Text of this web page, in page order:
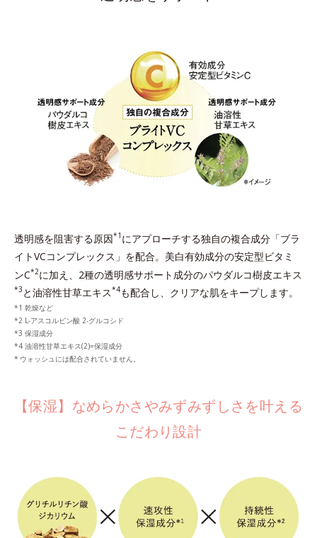
透明感を阻害する原因*1 にアプローチする独自の複合成分「ブラ
イトVCコンプレックス」を配合。美白有効成分の安定型ビタミ
ンC*2に加え、2種の透明感サポート成分のパウダルコ樹皮エキス
*3 と油溶性甘草エキス*4も配合し、クリアな肌をキープします。
乾燥など
L-アスコルビン酸 2-グルコシド
保湿成分
油溶性甘草エキス(2)=保湿成分
ウォッシュには配合されていません。
【保湿】なめらかさやみずみずしさを叶える
こだわり設計